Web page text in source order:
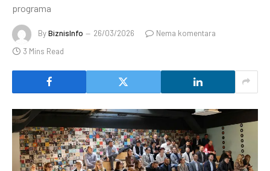
programa
ByBiznisInfo 26/03/2026
Nema komentara
3 Mins Read